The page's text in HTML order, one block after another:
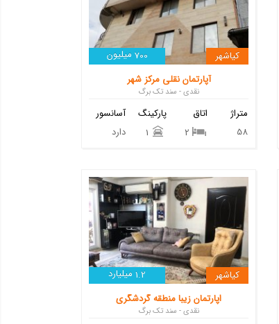
700 میلیون
کیاشهر
آپارتمان نقلی مرکز شهر
نقدی - سند تک برگ
آسانسور
دارد
پارکینگ
اتاق
متراژ
58
1.2 میلیارد
کیاشهر
اپارتمان زیبا منطقه گردشگری
نقدی - سند تک برگ